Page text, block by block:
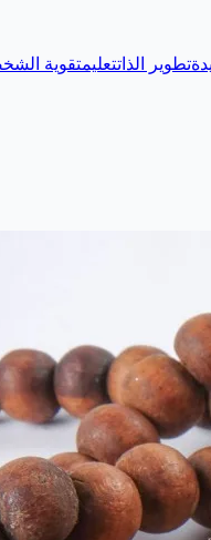
تطوير الذاتتعليمتقوية